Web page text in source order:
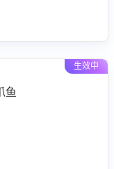
省90%的初始化时
生效中
鱼